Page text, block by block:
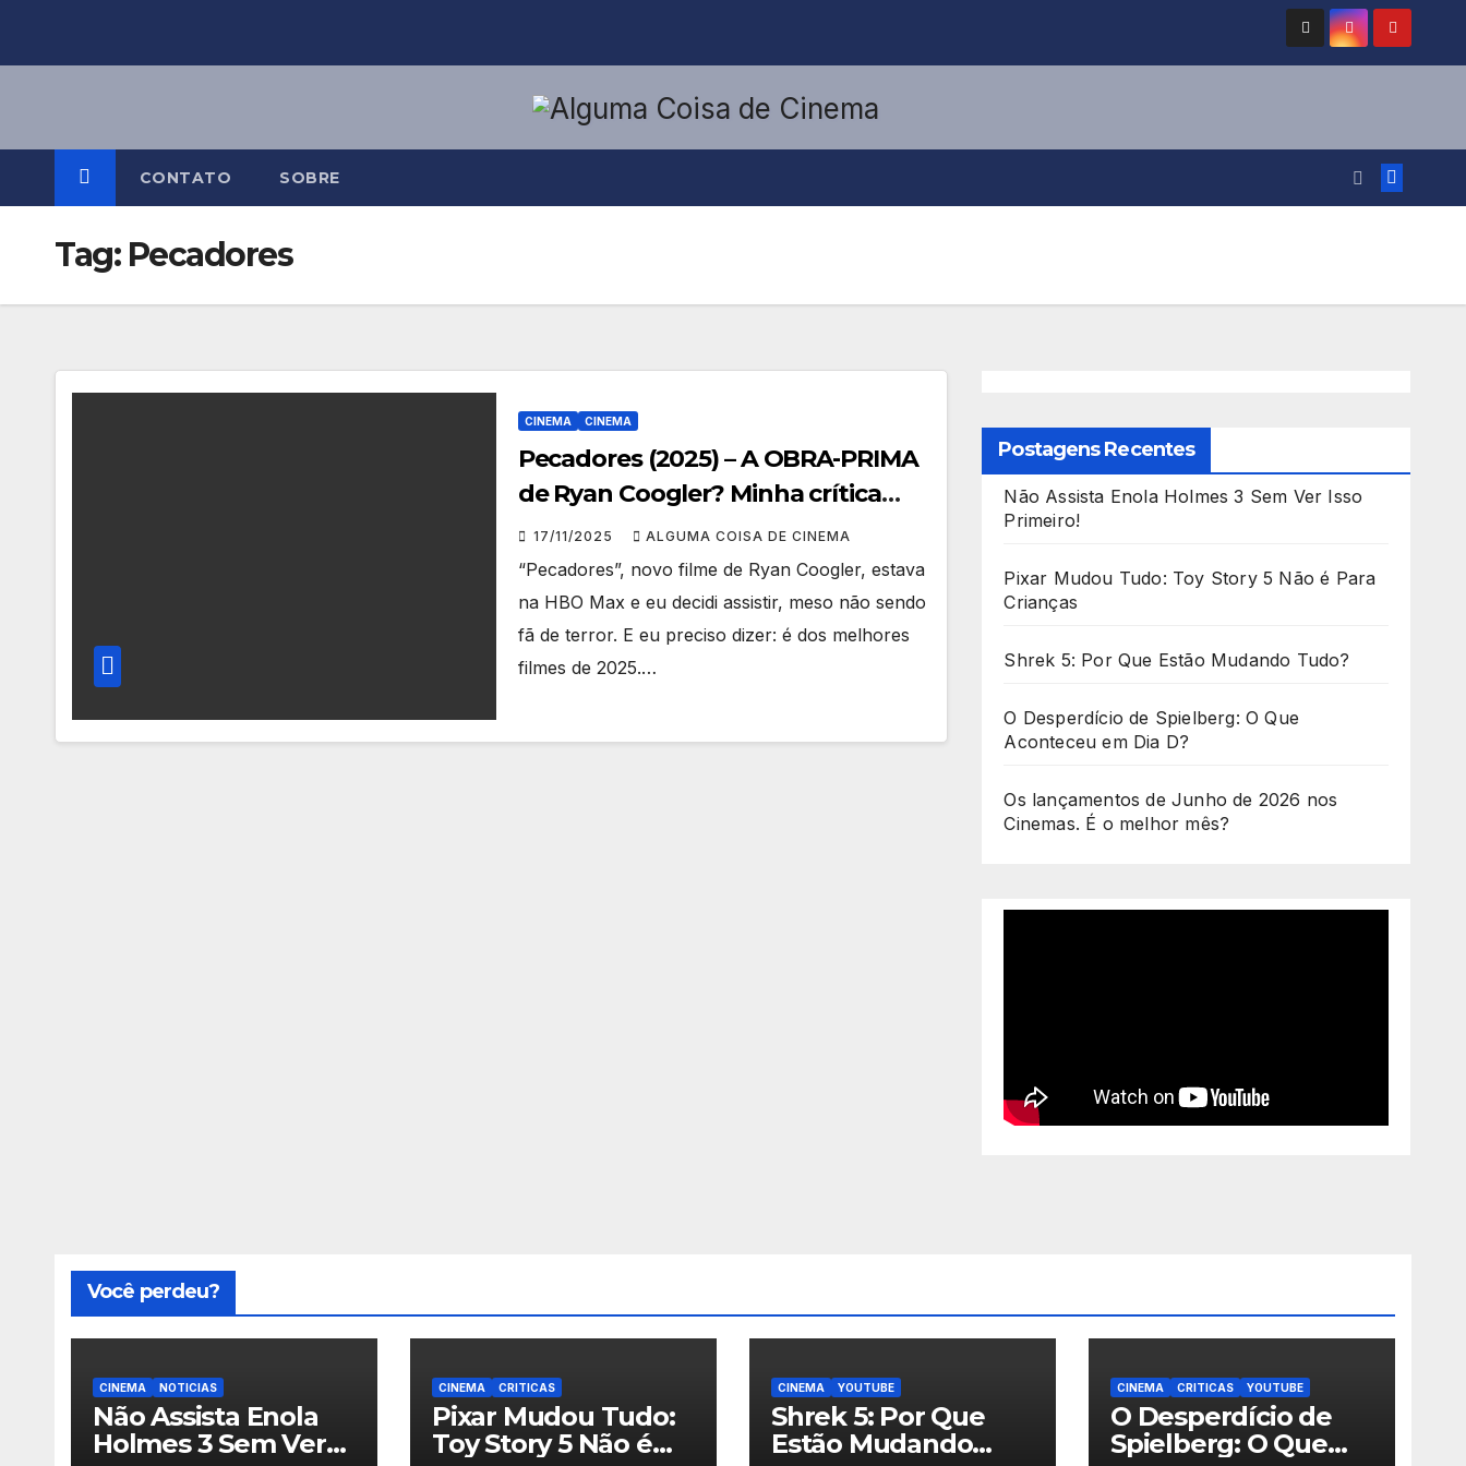
CONTATO SOBRE
Tag: Pecadores
CINEMA CINEMA
Pecadores (2025) – A OBRA-PRIMA
de Ryan Coogler? Minha crítica
COMPLETA!
17/11/2025 ALGUMA COISA DE CINEMA
“Pecadores”, novo filme de Ryan Coogler, estava
na HBO Max e eu decidi assistir, meso não sendo
fã de terror. E eu preciso dizer: é dos melhores
filmes de 2025.…
Postagens Recentes
Não Assista Enola Holmes 3 Sem Ver Isso
Primeiro!
Pixar Mudou Tudo: Toy Story 5 Não é Para
Crianças
Shrek 5: Por Que Estão Mudando Tudo?
O Desperdício de Spielberg: O Que
Aconteceu em Dia D?
Os lançamentos de Junho de 2026 nos
Cinemas. É o melhor mês?
Você perdeu?
CINEMA NOTICIAS
Não Assista Enola
Holmes 3 Sem Ver
CINEMA CRITICAS
Pixar Mudou Tudo:
Toy Story 5 Não é
CINEMA YOUTUBE
Shrek 5: Por Que
Estão Mudando
CINEMA CRITICAS YOUTUBE
O Desperdício de
Spielberg: O Que